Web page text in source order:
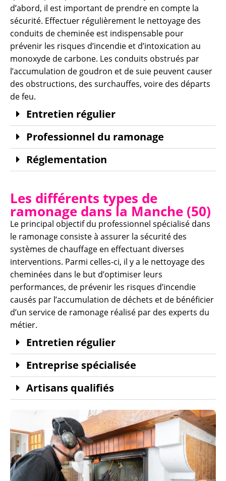
d’abord, il est important de prendre en compte la
sécurité. Effectuer régulièrement le nettoyage des
conduits de cheminée est indispensable pour
prévenir les risques d’incendie et d’intoxication au
monoxyde de carbone. Les conduits obstrués par
l’accumulation de goudron et de suie peuvent causer
des obstructions, des surchauffes, voire des départs
de feu.
Entretien régulier
Professionnel du ramonage
Réglementation
Les différents types de
ramonage dans la Manche (50)
Le principal objectif du professionnel spécialisé dans
le ramonage consiste à assurer la sécurité des
systèmes de chauffage en effectuant diverses
interventions. Parmi celles-ci, il y a le nettoyage des
cheminées dans le but d’optimiser leurs
performances, de prévenir les risques d’incendie
causés par l’accumulation de déchets et de bénéficier
d’un service de ramonage réalisé par des experts du
métier.
Entretien régulier
Entreprise spécialisée
Artisans qualifiés